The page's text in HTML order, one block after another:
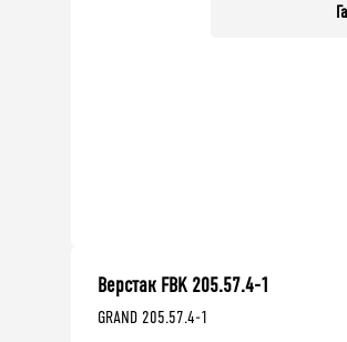
Верстак FBK 205.57.4-1
GRAND 205.57.4-1